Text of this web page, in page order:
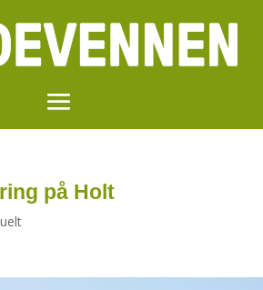
på Holt